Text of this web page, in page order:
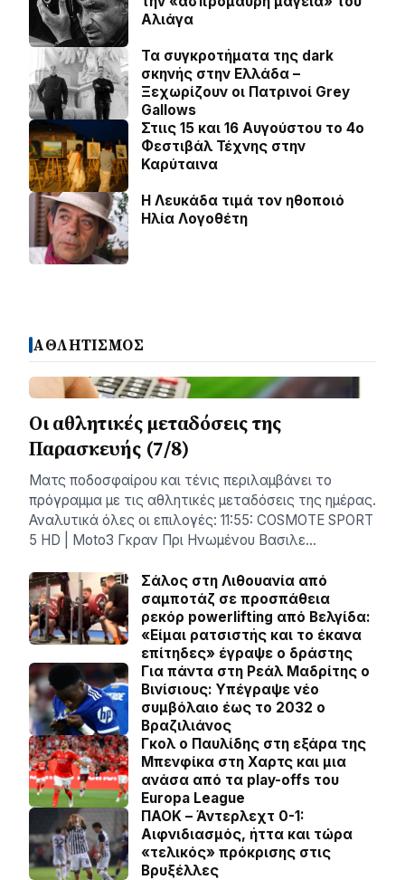
Αλιάγα
Τα συγκροτήματα της dark
σκηνής στην Ελλάδα –
Ξεχωρίζουν οι Πατρινοί Grey
Gallows
Στιις 15 και 16 Αυγούστου το 4ο
Φεστιβάλ Τέχνης στην
Καρύταινα
Η Λευκάδα τιμά τον ηθοποιό
Ηλία Λογοθέτη
ΑΘΛΗΤΙΣΜΟΣ
Οι αθλητικές μεταδόσεις της
Παρασκευής (7/8)
Ματς ποδοσφαίρου και τένις περιλαμβάνει το
πρόγραμμα με τις αθλητικές μεταδόσεις της ημέρας.
Αναλυτικά όλες οι επιλογές: 11:55: COSMOTE SPORT
5 HD | Moto3 Γκραν Πρι Ηνωμένου Βασιλε…
Σάλος στη Λιθουανία από
σαμποτάζ σε προσπάθεια
ρεκόρ powerlifting από Βελγίδα:
«Είμαι ρατσιστής και το έκανα
επίτηδες» έγραψε ο δράστης
Για πάντα στη Ρεάλ Μαδρίτης ο
Βινίσιους: Yπέγραψε νέο
συμβόλαιο έως το 2032 ο
Βραζιλιάνος
Γκολ ο Παυλίδης στη εξάρα της
Μπενφίκα στη Χαρτς και μια
ανάσα από τα play-offs του
Europa League
ΠΑΟΚ – Άντερλεχτ 0-1:
Αιφνιδιασμός, ήττα και τώρα
«τελικός» πρόκρισης στις
Βρυξέλλες